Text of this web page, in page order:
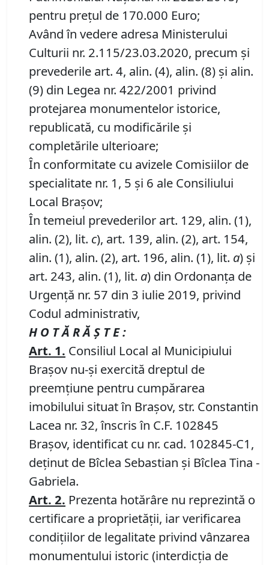
pentru preţul de 170.000 Euro;
Având în vedere adresa Ministerului
Culturii nr. 2.115/23.03.2020, precum şi
prevederile art. 4, alin. (4), alin. (8) şi alin.
(9) din Legea nr. 422/2001 privind
protejarea monumentelor istorice,
republicată, cu modificările şi
completările ulterioare;
În conformitate cu avizele Comisiilor de
specialitate nr. 1, 5 și 6 ale Consiliului
Local Brașov;
În temeiul prevederilor art. 129, alin. (1),
alin. (2), lit. c), art. 139, alin. (2), art. 154,
alin. (1), alin. (2), art. 196, alin. (1), lit. a) și
art. 243, alin. (1), lit. a) din Ordonanța de
Urgență nr. 57 din 3 iulie 2019, privind
Codul administrativ,
H O T Ă R Ă Ş T E :
Art. 1. Consiliul Local al Municipiului
Braşov nu-şi exercită dreptul de
preemţiune pentru cumpărarea
imobilului situat în Braşov, str. Constantin
Lacea nr. 32, înscris în C.F. 102845
Braşov, identificat cu nr. cad. 102845-C1,
deţinut de Bîclea Sebastian şi Bîclea Tina -
Gabriela.
Art. 2. Prezenta hotărâre nu reprezintă o
certificare a proprietăţii, iar verificarea
condiţiilor de legalitate privind vânzarea
monumentului istoric (interdicţia de